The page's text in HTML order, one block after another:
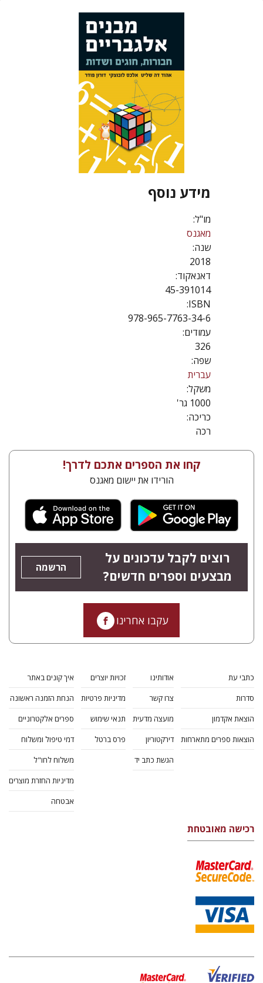
מידע נוסף
מו"ל:
מאגנס
שנה:
2018
דאנאקוד:
45-391014
ISBN:
978-965-7763-34-6
עמודים:
326
שפה:
עברית
משקל:
1000 גר'
כריכה:
רכה
קחו את הספרים אתכם לדרך!
הורידו את יישום מאגנס
רוצים לקבל עדכונים על
מבצעים וספרים חדשים?
הרשמה
עקבו אחרינו
כתבי עת
סדרות
הוצאת אקדמון
הוצאות ספרים מתארחות
אודותינו
צרו קשר
מועצה מדעית
דירקטוריון
הגשת כתב יד
זכויות יוצרים
מדיניות פרטיות
תנאי שימוש
פרס ברטל
איך קונים באתר
הנחת הזמנה ראשונה
ספרים אלקטרוניים
דמי טיפול ומשלוח
משלוח לחו"ל
מדיניות החזרת מוצרים
אבטחה
רכישה מאובטחת